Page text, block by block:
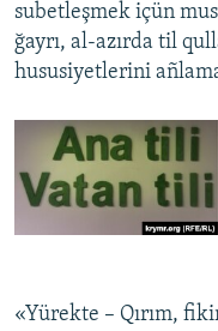
subetleşmek içün
ğayrı, al-azırda til
hususiyetlerini
«Yürekte – Qırım,